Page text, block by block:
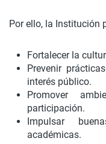
Por ello, la Institución
Fortalecer la
Prevenir
interés público.
Promover
participación.
Impulsar
académicas.